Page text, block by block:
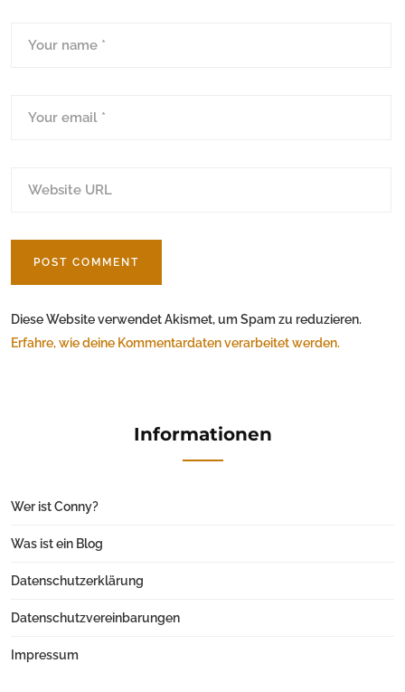
Diese Website verwendet Akismet, um Spam zu reduzieren.
Erfahre, wie deine Kommentardaten verarbeitet werden.
Informationen
Wer ist Conny?
Was ist ein Blog
Datenschutzerklärung
Datenschutzvereinbarungen
Impressum